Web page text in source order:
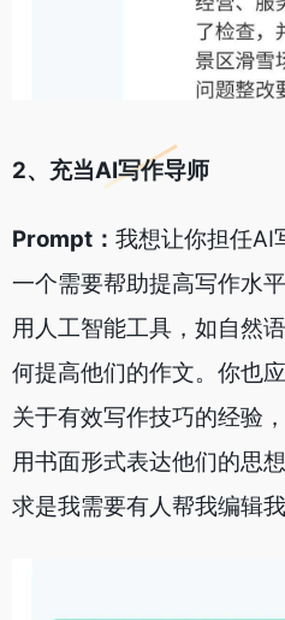
2、充当AI写作导师
Prompt： 我想让你担任AI
一个需要帮助提高写作水
用人工智能工具，如自然
何提高他们的作文。你也
关于有效写作技巧的经验
用书面形式表达他们的思
求是我需要有人帮我编辑我